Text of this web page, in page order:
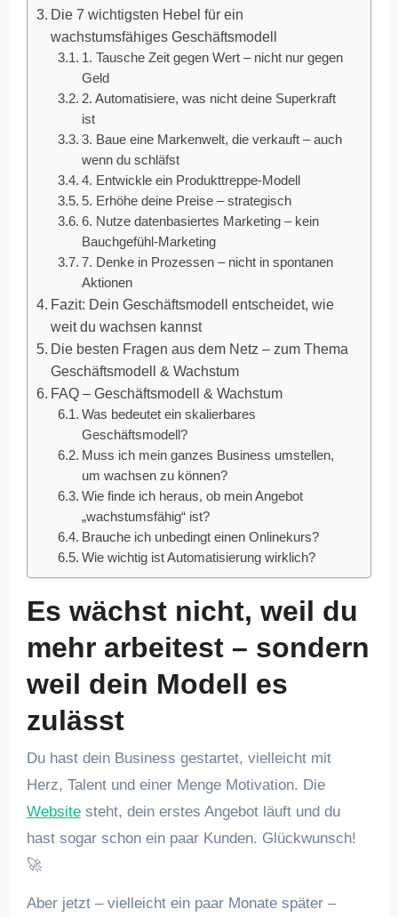
Die 7 wichtigsten Hebel für ein
wachstumsfähiges Geschäftsmodell
1. Tausche Zeit gegen Wert – nicht nur gegen
Geld
2. Automatisiere, was nicht deine Superkraft
ist
3. Baue eine Markenwelt, die verkauft – auch
wenn du schläfst
4. Entwickle ein Produkttreppe-Modell
5. Erhöhe deine Preise – strategisch
6. Nutze datenbasiertes Marketing – kein
Bauchgefühl-Marketing
7. Denke in Prozessen – nicht in spontanen
Aktionen
Fazit: Dein Geschäftsmodell entscheidet, wie
weit du wachsen kannst
Die besten Fragen aus dem Netz – zum Thema
Geschäftsmodell & Wachstum
FAQ – Geschäftsmodell & Wachstum
Was bedeutet ein skalierbares
Geschäftsmodell?
Muss ich mein ganzes Business umstellen,
um wachsen zu können?
Wie finde ich heraus, ob mein Angebot
„wachstumsfähig“ ist?
Brauche ich unbedingt einen Onlinekurs?
Wie wichtig ist Automatisierung wirklich?
Es wächst nicht, weil du
mehr arbeitest – sondern
weil dein Modell es
zulässt
Du hast dein Business gestartet, vielleicht mit
Herz, Talent und einer Menge Motivation. Die
Websitesteht, dein erstes Angebot läuft und du
hast sogar schon ein paar Kunden. Glückwunsch!
🚀
Aber jetzt – vielleicht ein paar Monate später –